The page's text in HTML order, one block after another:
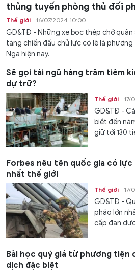
thủng tuyến phòng thủ đối
Thế giới 16/07/2024 10:00
GD&TĐ - Những xe bọc thép chở
tăng chiến đấu chủ lực có lẽ là
Nga hiện nay.
Sẽ gọi tái ngũ hàng trăm tiêm
dự trữ?
Thế giới 17/
GD&TĐ -
biết đến
giữ tới 130
Forbes nêu tên quốc gia có
nhất thế giới
Thế giới 17/
GD&TĐ -
pháo lớn
cấp đạn
Bài học quý giá từ phương
dịch đặc biệt